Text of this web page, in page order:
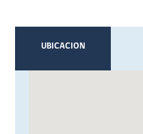
UBICACION